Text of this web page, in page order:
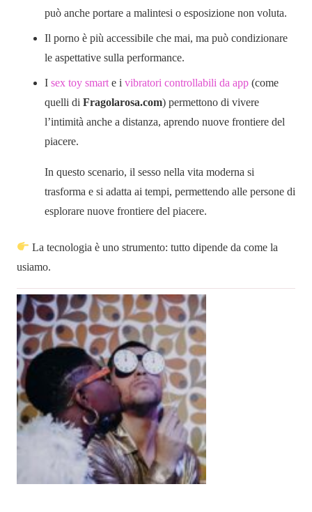
può anche portare a malintesi o esposizione non voluta.
Il porno è più accessibile che mai, ma può condizionare
le aspettative sulla performance.
I sex toy smart e i vibratori controllabili da app (come
quelli di Fragolarosa.com) permettono di vivere
l’intimità anche a distanza, aprendo nuove frontiere del
piacere.
In questo scenario, il sesso nella vita moderna si
trasforma e si adatta ai tempi, permettendo alle persone di
esplorare nuove frontiere del piacere.
La tecnologia è uno strumento: tutto dipende da come la
usiamo.